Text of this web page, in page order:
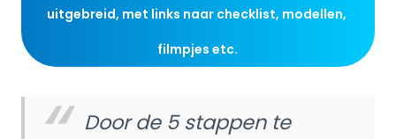
uitgebreid, met links naar checklist, modellen,
filmpjes etc.
Door de 5 stappen te